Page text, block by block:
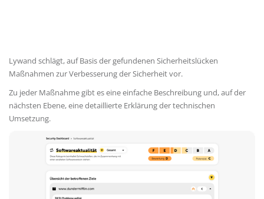
Lywand schlägt, auf Basis der gefundenen Sicherheitslücken
Maßnahmen zur Verbesserung der Sicherheit vor.
Zu jeder Maßnahme gibt es eine einfache Beschreibung und, auf der
nächsten Ebene, eine detaillierte Erklärung der technischen
Umsetzung.